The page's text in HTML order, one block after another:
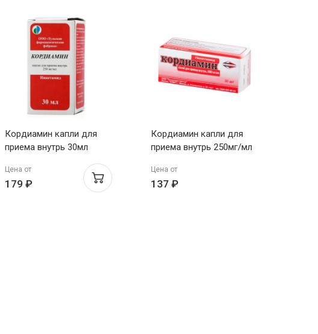
Кордиамин капли для
приема внутрь 30мл
Цена от
179 ₽
Кордиамин капли для
приема внутрь 250мг/мл
Цена от
137 ₽